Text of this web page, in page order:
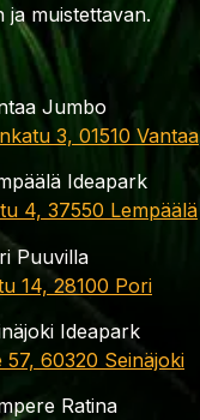
ja muistettavan.
Jumbo
3, 01510 Vantaa
Ideapark
4, 37550 Lempäälä
Puuvilla
14, 28100 Pori
Ideapark
57, 60320 Seinäjoki
Ratina